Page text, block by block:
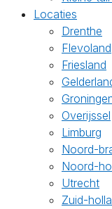
Locaties
Drenthe
Flevoland
Friesland
Overijssel
Limburg
Noord-
Noord-
Utrecht
Zuid-